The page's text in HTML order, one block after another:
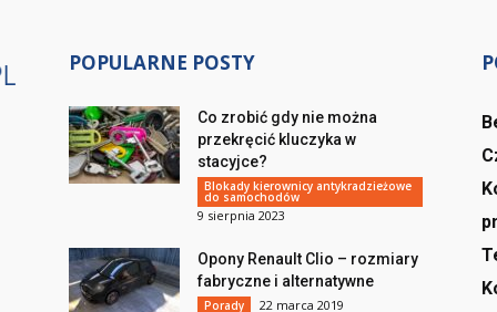
POPULARNE POSTY
Co zrobić gdy nie można
przekręcić kluczyka w
stacyjce?
Blokady kierownicy antykradzieżowe
do samochodów
9 sierpnia 2023
Opony Renault Clio – rozmiary
fabryczne i alternatywne
Porady 22 marca 2019